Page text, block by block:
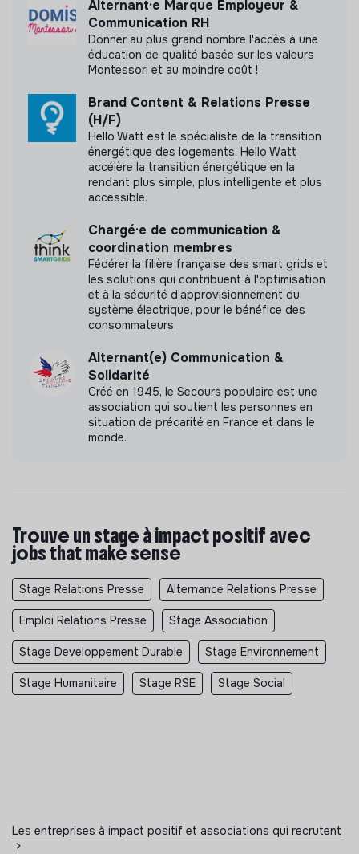
pu obtenir.
Documents
N'a pas encore communiqué de documents de
transparence
Alternant·e Marque Employeur &
Communication RH
Donner au plus grand nombre l'accès à une
éducation de qualité basée sur les valeurs
Montessori et au moindre coût !
Brand Content & Relations Presse
(H/F)
Hello Watt est le spécialiste de la transition
énergétique des logements. Hello Watt
accélère la transition énergétique en la
rendant plus simple, plus intelligente et plus
accessible.
Chargé·e de communication &
coordination membres
Fédérer la filière française des smart grids et
les solutions qui contribuent à l'optimisation
et à la sécurité d’approvisionnement du
système électrique, pour le bénéfice des
consommateurs.
Alternant(e) Communication &
Solidarité
Créé en 1945, le Secours populaire est une
association qui soutient les personnes en
situation de précarité en France et dans le
monde.
Trouve un stage à impact positif avec
jobs that make sense
Stage Relations Presse Alternance Relations Presse
Emploi Relations Presse Stage Association
Stage Developpement Durable Stage Environnement
Stage Humanitaire Stage RSE Stage Social
Les entreprises à impact positif et associations qui recrutent
>